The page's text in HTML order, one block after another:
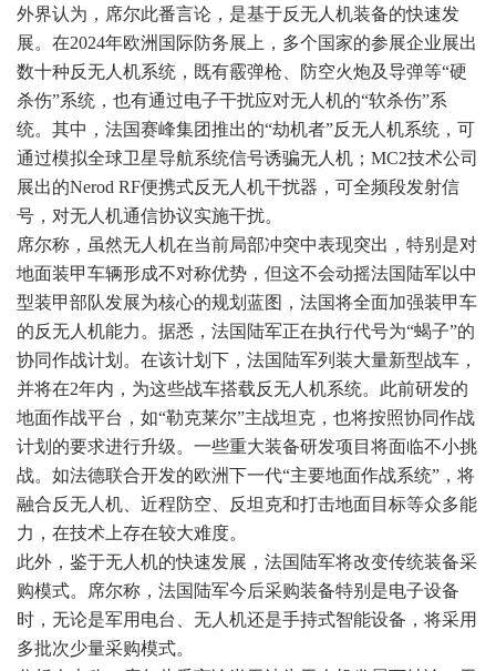
外界认为，席尔此番言论，是基于反无人机装备的快速发
展。在2024年欧洲国际防务展上，多个国家的参展企业展出
数十种反无人机系统，既有霰弹枪、防空火炮及导弹等“硬
杀伤”系统，也有通过电子干扰应对无人机的“软杀伤”系
统。其中，法国赛峰集团推出的“劫机者”反无人机系统，可
通过模拟全球卫星导航系统信号诱骗无人机；MC2技术公司
展出的Nerod RF便携式反无人机干扰器，可全频段发射信
号，对无人机通信协议实施干扰。
席尔称，虽然无人机在当前局部冲突中表现突出，特别是对
地面装甲车辆形成不对称优势，但这不会动摇法国陆军以中
型装甲部队发展为核心的规划蓝图，法国将全面加强装甲车
的反无人机能力。据悉，法国陆军正在执行代号为“蝎子”的
协同作战计划。在该计划下，法国陆军列装大量新型战车，
并将在2年内，为这些战车搭载反无人机系统。此前研发的
地面作战平台，如“勒克莱尔”主战坦克，也将按照协同作战
计划的要求进行升级。一些重大装备研发项目将面临不小挑
战。如法德联合开发的欧洲下一代“主要地面作战系统”，将
融合反无人机、近程防空、反坦克和打击地面目标等众多能
力，在技术上存在较大难度。
此外，鉴于无人机的快速发展，法国陆军将改变传统装备采
购模式。席尔称，法国陆军今后采购装备特别是电子设备
时，无论是军用电台、无人机还是手持式智能设备，将采用
多批次少量采购模式。